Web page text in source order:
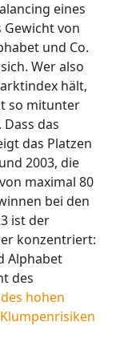
eines
von
und Co.
Wer also
hält,
so mitunter
das
das Platzen
2003, die
maximal 80
bei den
ist der
konzentriert:
Alphabet
des
hohen